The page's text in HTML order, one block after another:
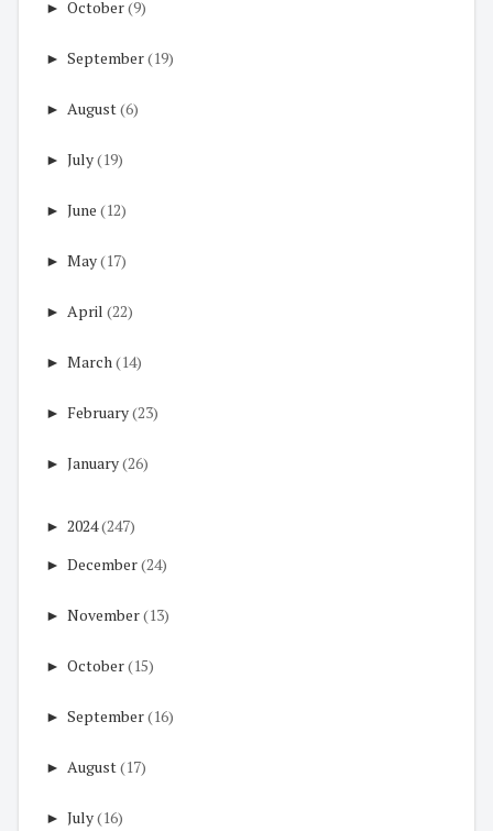
► October(9)
► September(19)
► August(6)
► July(19)
► June (12)
► May(17)
► April (22)
► March(14)
► February(23)
► January(26)
► 2024(247)
► December(24)
► November(13)
► October(15)
► September(16)
► August(17)
► July(16)